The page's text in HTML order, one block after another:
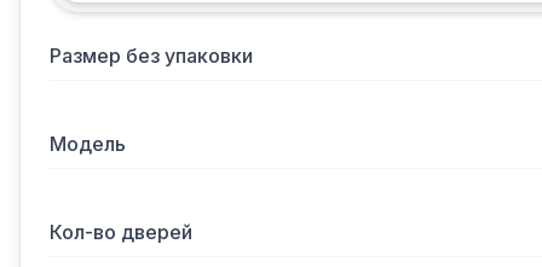
Размер без упаковки
Модель
Кол-во дверей